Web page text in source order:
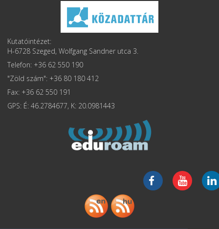
Kutatóintézet:
H-6728 Szeged, Wolfgang Sandner utca 3.
Telefon: +36 62 550 190
"Zöld szám": +36 80 180 412
Fax: +36 62 550 191
GPS: É: 46.2784677, K: 20.0981443